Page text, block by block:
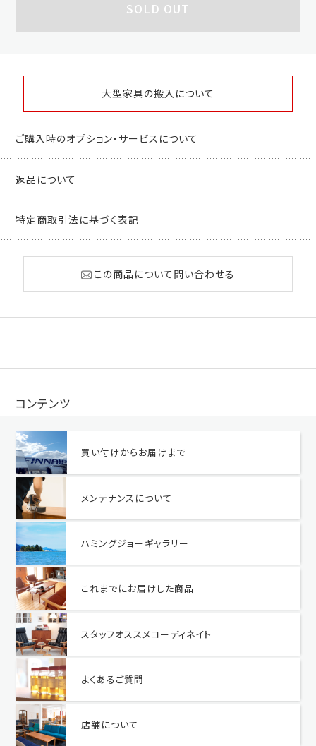
SOLD OUT
大型家具の搬入について
ご購入時のオプション・サービスについて
返品について
特定商取引法に基づく表記
この商品について問い合わせる
コンテンツ
買い付けからお届けまで
メンテナンスについて
ハミングジョーギャラリー
これまでにお届けした商品
スタッフオススメコーディネイト
よくあるご質問
店舗について